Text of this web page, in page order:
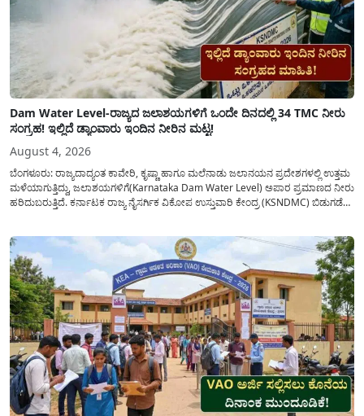
Dam Water Level-ರಾಜ್ಯದ ಜಲಾಶಯಗಳಿಗೆ ಒಂದೇ ದಿನದಲ್ಲಿ 34 TMC ನೀರು
ಸಂಗ್ರಹ! ಇಲ್ಲಿದೆ ಡ್ಯಾಂವಾರು ಇಂದಿನ ನೀರಿನ ಮಟ್ಟ!
August 4, 2026
ಬೆಂಗಳೂರು: ರಾಜ್ಯದಾದ್ಯಂತ ಕಾವೇರಿ, ಕೃಷ್ಣಾ ಹಾಗೂ ಮಲೆನಾಡು ಜಲಾನಯನ ಪ್ರದೇಶಗಳಲ್ಲಿ ಉತ್ತಮ
ಮಳೆಯಾಗುತ್ತಿದ್ದು, ಜಲಾಶಯಗಳಿಗೆ(Karnataka Dam Water Level) ಅಪಾರ ಪ್ರಮಾಣದ ನೀರು
ಹರಿದುಬರುತ್ತಿದೆ. ಕರ್ನಾಟಕ ರಾಜ್ಯ ನೈಸರ್ಗಿಕ ವಿಕೋಪ ಉಸ್ತುವಾರಿ ಕೇಂದ್ರ (KSNDMC) ಬಿಡುಗಡೆ